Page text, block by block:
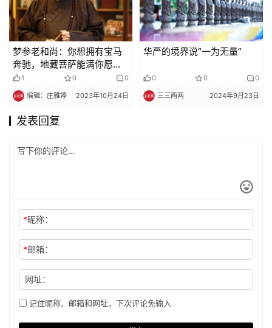
梦参老和尚：你想拥有宝马
奔驰，地藏菩萨能满你愿
么？
1 0 0
编辑：庄雅婷 2023年10月24日
华严的境界说“一为无量”
0 0 0
三三两两 2024年9月23日
发表回复
*昵称：
*邮箱：
网址：
记住昵称、邮箱和网址，下次评论免输入